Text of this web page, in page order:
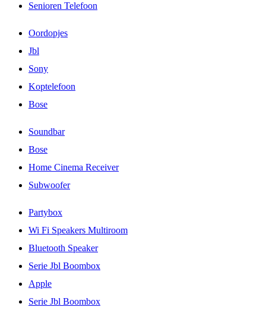
Senioren Telefoon
Oordopjes
Jbl
Sony
Koptelefoon
Bose
Soundbar
Bose
Home Cinema Receiver
Subwoofer
Partybox
Wi Fi Speakers Multiroom
Bluetooth Speaker
Serie Jbl Boombox
Apple
Serie Jbl Boombox